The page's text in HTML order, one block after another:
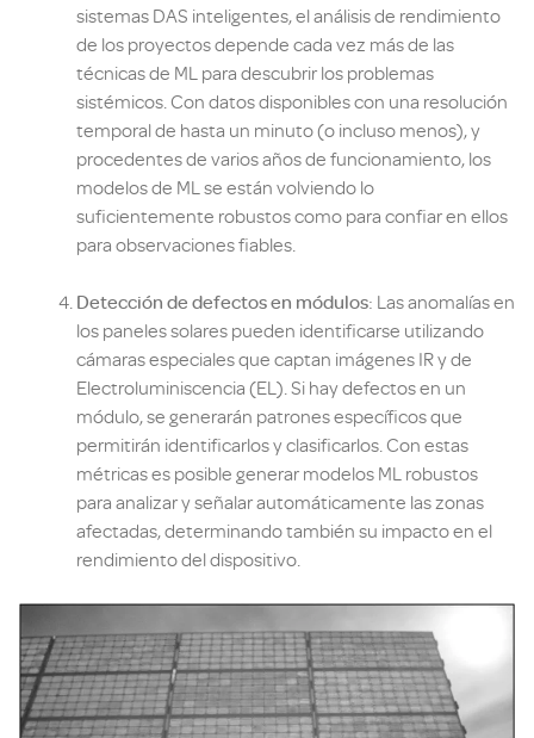
sistemas DAS inteligentes, el análisis de rendimiento
de los proyectos depende cada vez más de las
técnicas de ML para descubrir los problemas
sistémicos. Con datos disponibles con una resolución
temporal de hasta un minuto (o incluso menos), y
procedentes de varios años de funcionamiento, los
modelos de ML se están volviendo lo
suficientemente robustos como para confiar en ellos
para observaciones fiables.
Detección de defectos en módulos: Las anomalías en
los paneles solares pueden identificarse utilizando
cámaras especiales que captan imágenes IR y de
Electroluminiscencia (EL). Si hay defectos en un
módulo, se generarán patrones específicos que
permitirán identificarlos y clasificarlos. Con estas
métricas es posible generar modelos ML robustos
para analizar y señalar automáticamente las zonas
afectadas, determinando también su impacto en el
rendimiento del dispositivo.